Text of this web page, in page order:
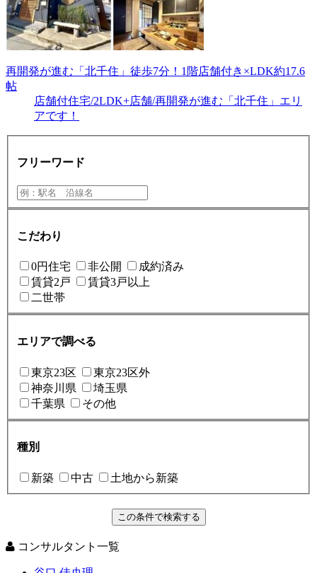
再開発が進む「北千住」徒歩7分！1階店舗付き×LDK約17.6
帖
店舗付住宅/2LDK+店舗/再開発が進む「北千住」エリ
アです！
フリーワード
こだわり
0円住宅 非公開
成約済み
賃貸2戸
賃貸3戸以上
二世帯
エリアで調べる
東京23区
東京23区外
神奈川県
埼玉県
千葉県
その他
種別
新築 中古 土地から新築
コンサルタント一覧